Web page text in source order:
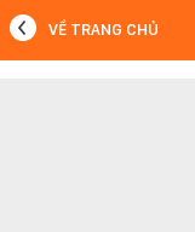
VỀ TRANG CHỦ